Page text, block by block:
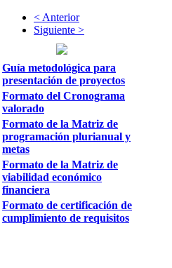
Guía metodológica para
presentación de proyectos
Formato del Cronograma
valorado
Formato de la Matriz de
programación plurianual y
metas
Formato de la Matriz de
viabilidad económico
financiera
Formato de certificación de
cumplimiento de requisitos
< Anterior
Siguiente >